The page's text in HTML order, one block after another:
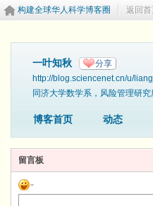
构建全球华人科学博客圈 返回
一叶知秋 分享
http://blog.sciencenet.cn/u/
同济大学数学系，风险管理研究
博客首页 动态
留言板